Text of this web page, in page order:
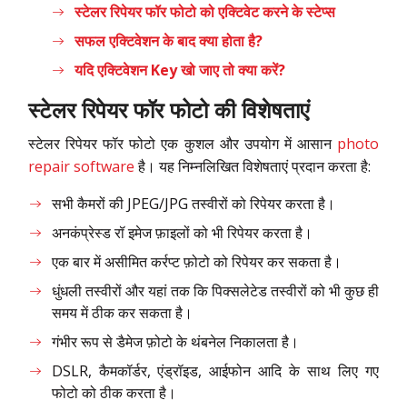
स्टेलर रिपेयर फॉर फोटो को एक्टिवेट करने के स्टेप्स
सफल एक्टिवेशन के बाद क्या होता है?
यदि एक्टिवेशन Key खो जाए तो क्या करें?
स्टेलर रिपेयर फॉर फोटो की विशेषताएं
स्टेलर रिपेयर फॉर फोटो एक कुशल और उपयोग में आसान photo
repair softwareहै। यह निम्नलिखित विशेषताएं प्रदान करता है:
सभी कैमरों की JPEG/JPG तस्वीरों को रिपेयर करता है।
अनकंप्रेस्ड रॉ इमेज फ़ाइलों को भी रिपेयर करता है।
एक बार में असीमित कर्रप्ट फ़ोटो को रिपेयर कर सकता है।
धुंधली तस्वीरों और यहां तक कि पिक्सलेटेड तस्वीरों को भी कुछ ही
समय में ठीक कर सकता है।
गंभीर रूप से डैमेज फ़ोटो के थंबनेल निकालता है।
DSLR, कैमकॉर्डर, एंड्रॉइड, आईफोन आदि के साथ लिए गए
फोटो को ठीक करता है।